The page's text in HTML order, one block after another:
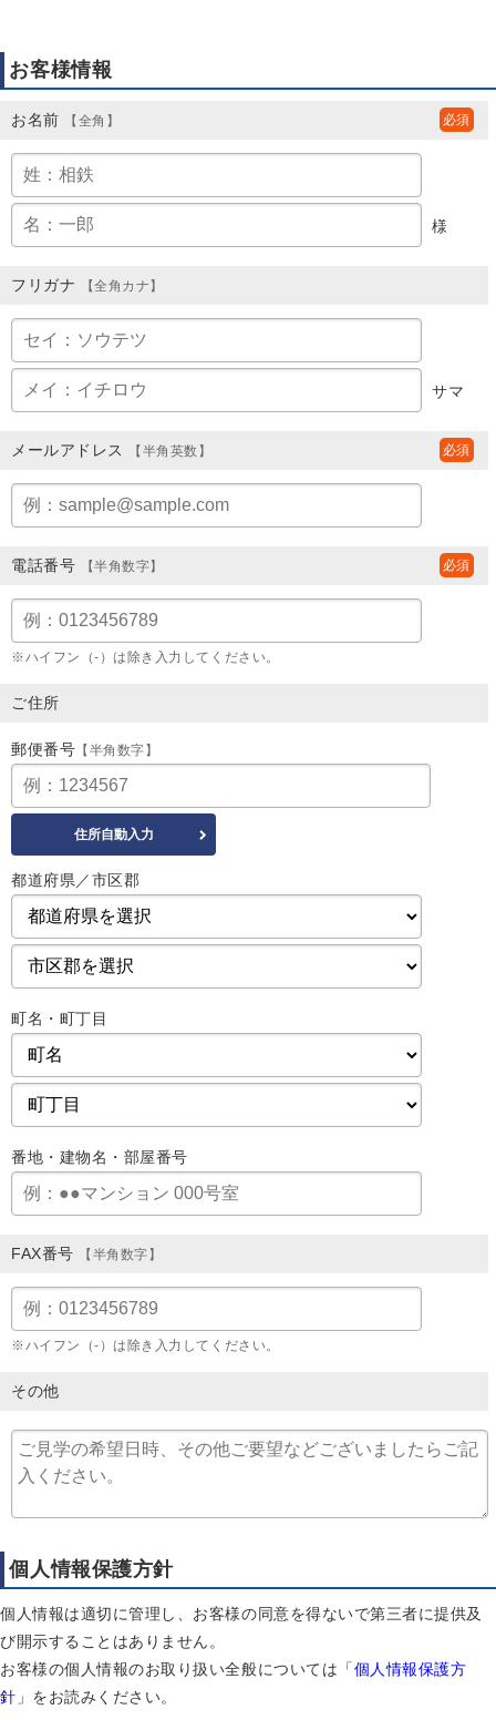
お客様情報
お名前 【全角】
様
フリガナ 【全角カナ】
サマ
メールアドレス 【半角英数】
電話番号 【半角数字】
※ハイフン（-）は除き入力してください。
ご住所
郵便番号 【半角数字】
都道府県／市区郡
町名・町丁目
番地・建物名・部屋番号
FAX番号 【半角数字】
※ハイフン（-）は除き入力してください。
その他
個人情報保護方針
個人情報は適切に管理し、お客様の同意を得ないで第三者に提供及
び開示することはありません。
お客様の個人情報のお取り扱い全般については「個人情報保護方
針 」をお読みください。